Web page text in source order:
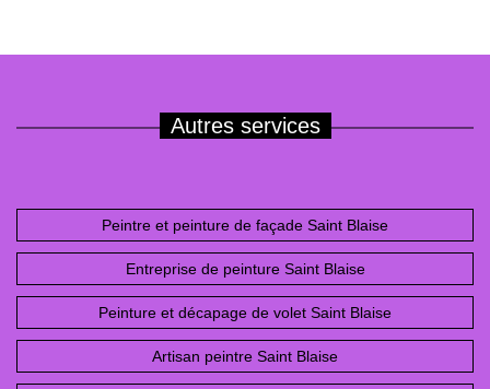
Autres services
Peintre et peinture de façade Saint Blaise
Entreprise de peinture Saint Blaise
Peinture et décapage de volet Saint Blaise
Artisan peintre Saint Blaise